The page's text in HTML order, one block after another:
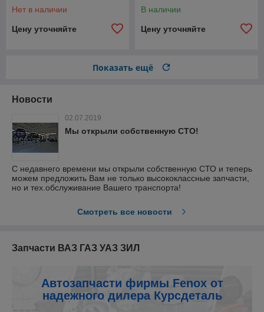
Нет в наличии
Цену уточняйте
В наличии
Цену уточняйте
Показать ещё
Новости
02.07.2019
Мы открыли собственную СТО!
С недавнего времени мы открыли собственную СТО и теперь
можем предложить Вам не только высококлассные запчасти,
но и тех.обслуживание Вашего транспорта!
Смотреть все новости
Запчасти ВАЗ ГАЗ УАЗ ЗИЛ
Автозапчасти фирмы Fenox от
надежного дилера Курсдеталь